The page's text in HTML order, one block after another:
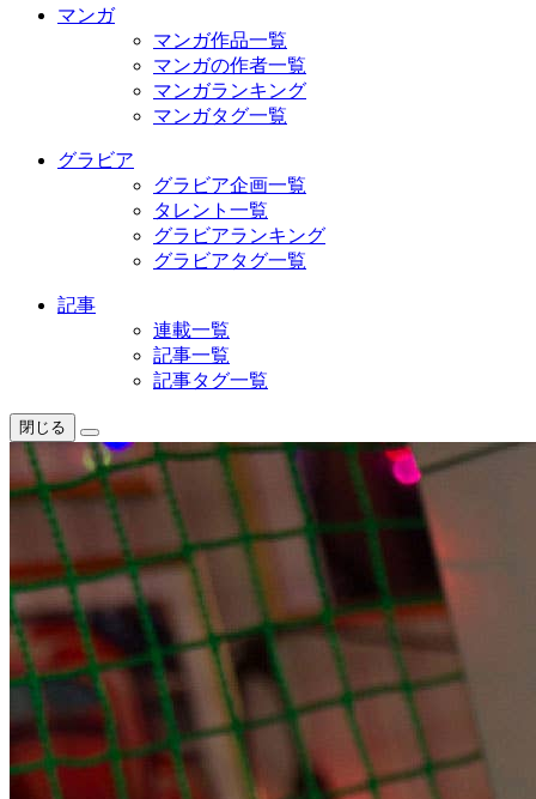
マンガ
マンガ作品一覧
マンガの作者一覧
マンガランキング
マンガタグ一覧
グラビア
グラビア企画一覧
タレント一覧
グラビアランキング
グラビアタグ一覧
記事
連載一覧
記事一覧
記事タグ一覧
閉じる